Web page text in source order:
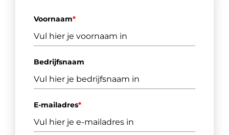
Voornaam*
Bedrijfsnaam
E-mailadres*